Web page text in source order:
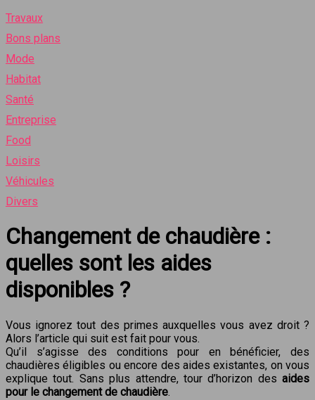
Travaux
Bons plans
Mode
Habitat
Santé
Entreprise
Food
Loisirs
Véhicules
Divers
Changement de chaudière :
quelles sont les aides
disponibles ?
Vous ignorez tout des primes auxquelles vous avez droit ?
Alors l’article qui suit est fait pour vous.
Qu’il s’agisse des conditions pour en bénéficier, des
chaudières éligibles ou encore des aides existantes, on vous
explique tout. Sans plus attendre, tour d’horizon des aides
pour le changement de chaudière.